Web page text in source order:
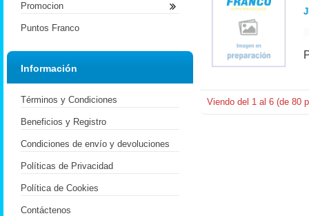
Viendo del 1 al 6 (de 80
Promocion
Puntos Franco
Información
Términos y Condiciones
Beneficios y Registro
Condiciones de envío y devoluciones
Políticas de Privacidad
Política de Cookies
Contáctenos